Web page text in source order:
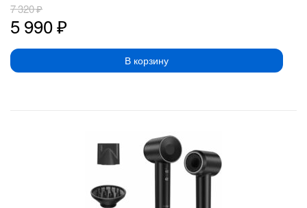
5 990₽
7 320₽
В корзину